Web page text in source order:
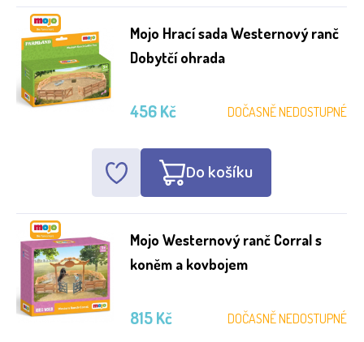
Mojo Hrací sada Westernový ranč
Dobytčí ohrada
DOČASNĚ NEDOSTUPNÉ
456 Kč
Do košíku
Mojo Westernový ranč Corral s
koněm a kovbojem
DOČASNĚ NEDOSTUPNÉ
815 Kč